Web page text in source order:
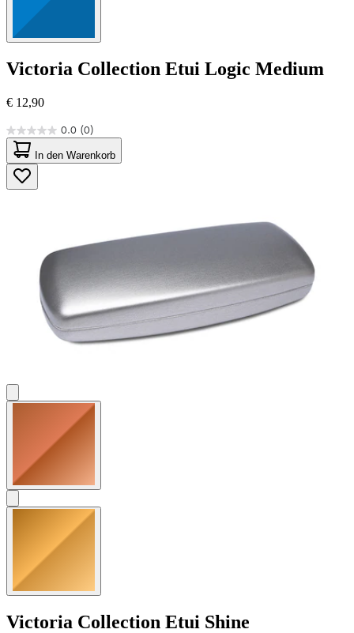
Victoria Collection Etui Logic Medium
€ 12,90
0.0 (0)
0.0
von
5
Sternen.
In den Warenkorb
Victoria Collection Etui Shine